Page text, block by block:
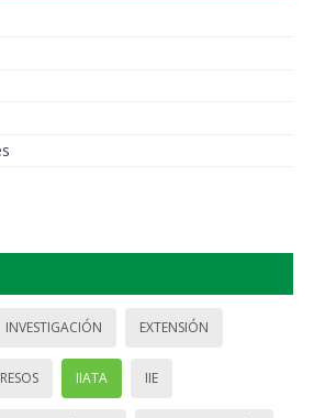
INVESTIGACIÓN EXTENSIÓN
IIATA IIE